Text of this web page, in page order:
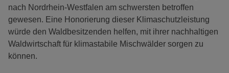
nach Nordrhein-Westfalen am schwersten betroffen
gewesen. Eine Honorierung dieser Klimaschutzleistung
würde den Waldbesitzenden helfen, mit ihrer nachhaltigen
Waldwirtschaft für klimastabile Mischwälder sorgen zu
können.